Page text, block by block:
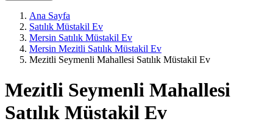
Ana Sayfa
Satılık Müstakil Ev
Mersin Satılık Müstakil Ev
Mersin Mezitli Satılık Müstakil Ev
Mezitli Seymenli Mahallesi Satılık Müstakil Ev
Mezitli Seymenli Mahallesi
Satılık Müstakil Ev